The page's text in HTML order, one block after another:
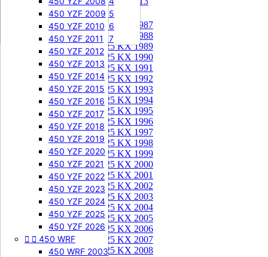
525 EXC-F 2005
525 EXC-F 2006
525 EXC-F 2007
450 YZF 2009
450 YZF 2010
450 YZF 2011
450 YZF 2012
450 YZF 2013
450 YZF 2014
450 YZF 2015
450 YZF 2016
450 YZF 2017
450 YZF 2018
450 YZF 2019
450 YZF 2020
450 YZF 2021
450 YZF 2022
450 YZF 2023
450 YZF 2024
450 YZF 2025
450 YZF 2026
  450 WRF
450 WRF 2003
125 KX 
125 KX 1987
125 KX 1988
125 KX 1989
125 KX 1990
125 KX 1991
125 KX 1992
125 KX 1993
125 KX 1994
125 KX 1995
125 KX 1996
125 KX 1997
125 KX 1998
125 KX 1999
125 KX 2000
125 KX 2001
125 KX 2002
125 KX 2003
125 KX 2004
125 KX 2005
125 KX 2006
125 KX 2007
125 KX 2008